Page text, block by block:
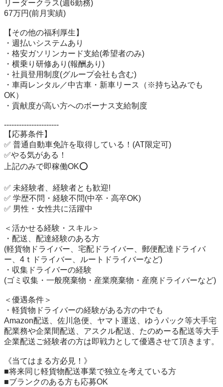
リーダークラス(週6勤務)
67万円(前月実績)
【その他の福利厚生】
・週払いシステムあり
・格安ガソリンカード支給(希望者のみ)
・横乗り研修あり(報酬あり)
・社員登用制度(グループ会社も含む)
・車両レンタル／中古車・新車リース（※持ち込みでも
OK）
・貢献度が高い方へのボーナス支給制度
----------------------
【応募条件】
✅ 普通自動車免許を取得している！(AT限定可)
✅やる気がある！
上記のみで即稼働OK⭕️
✅ 未経験者、経験者とも歓迎!
✅ 学歴不問・経験不問(中卒・高卒OK)
✅ 男性・女性共に活躍中
＜活かせる経験・スキル＞
・配送、配達経験のある方
(軽貨物ドライバー、宅配ドライバー、郵便配達ドライバ
ー、4ｔドライバー、ルートドライバーなど)
・収集ドライバーの経験
(ゴミ収集・一般廃棄物・産業廃棄物・産廃ドライバーなど)
＜優遇条件＞
・軽貨物ドライバーの経験がある方の中でも
Amazon配送、佐川急便、ヤマト運送、ゆうパック等大手宅
配業務や企業間配送、アスクル配送、たのめーる配送等大手
企業配送ご経験者の方は即戦力として優遇させて頂きます。
《当てはまる方必見！》
■将来同じ軽貨物配送事業で独立を考えている方
■ブランクのある方も応募OK